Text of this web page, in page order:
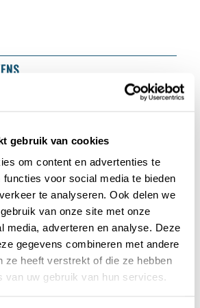
gebruik van cookies
om content en advertenties te
functies voor social media te bieden
te analyseren. Ook delen we
van onze site met onze
media, adverteren en analyse. Deze
gegevens combineren met andere
ze heeft verstrekt of die ze hebben
van uw gebruik van hun services.